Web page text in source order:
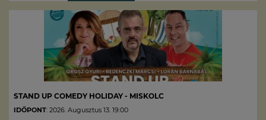
STAND UP COMEDY HOLIDAY - MISKOLC
IDŐPONT: 2026. Augusztus 13. 19:00